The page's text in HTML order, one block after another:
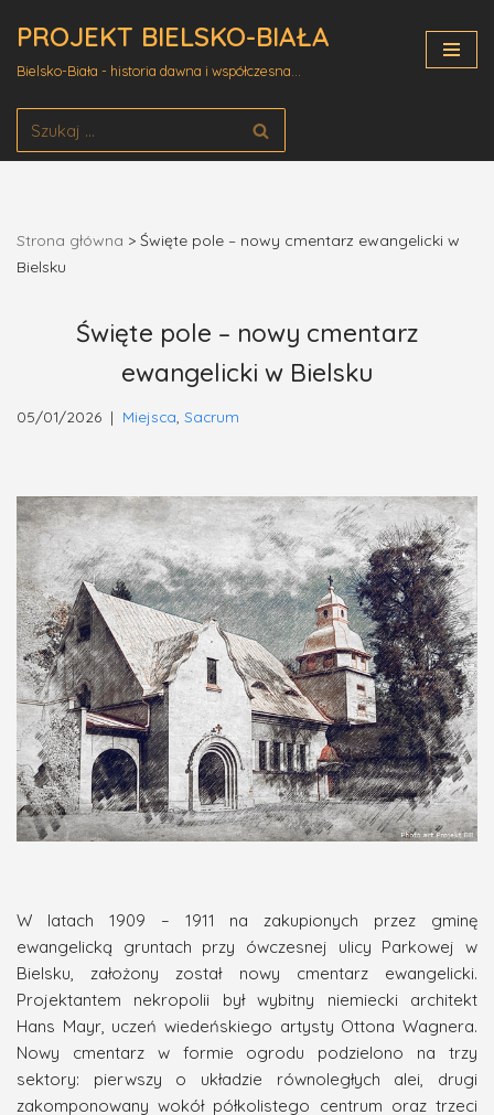
treści
PROJEKT BIELSKO-BIAŁA
Bielsko-Biała - historia dawna i współczesna...
Strona główna > Święte pole – nowy cmentarz ewangelicki w
Bielsku
Święte pole – nowy cmentarz
ewangelicki w Bielsku
05/01/2026 Miejsca Sacrum
W latach 1909 – 1911 na zakupionych przez gminę
ewangelicką gruntach przy ówczesnej ulicy Parkowej w
Bielsku, założony został nowy cmentarz ewangelicki.
Projektantem nekropolii był wybitny niemiecki architekt
Hans Mayr, uczeń wiedeńskiego artysty Ottona Wagnera.
Nowy cmentarz w formie ogrodu podzielono na trzy
sektory: pierwszy o układzie równoległych alei, drugi
zakomponowany wokół półkolistego centrum oraz trzeci